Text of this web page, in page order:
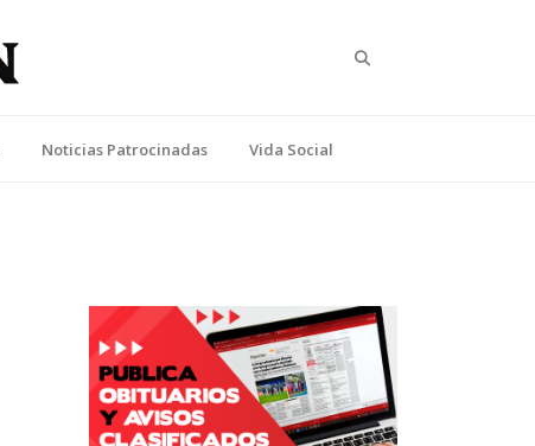
Noticias Patrocinadas Vida Social